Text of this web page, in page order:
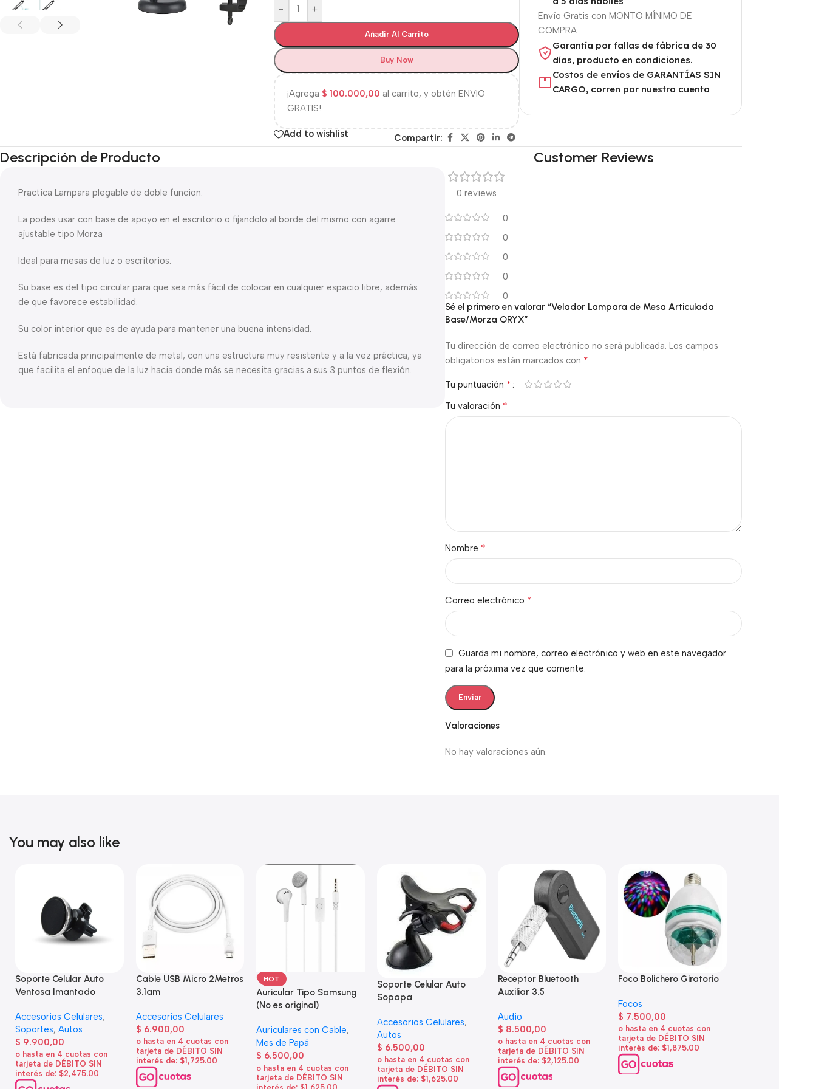
- +
Añadir Al Carrito
Buy Now
¡Agrega $ 100.000,00 al carrito, y obtén ENVIO
GRATIS!
Add to wishlist Compartir:
Envío Gratis con MONTO MÍNIMO DE
COMPRA
Garantía por fallas de fábrica de 30
días, producto en condiciones.
Costos de envíos de GARANTÍAS SIN
CARGO, corren por nuestra cuenta
Descripción de Producto
Practica Lampara plegable de doble funcion.
La podes usar con base de apoyo en el escritorio o fijandolo al borde del mismo con agarre
ajustable tipo Morza
Ideal para mesas de luz o escritorios.
Su base es del tipo circular para que sea más fácil de colocar en cualquier espacio libre, además
de que favorece estabilidad.
Su color interior que es de ayuda para mantener una buena intensidad.
Está fabricada principalmente de metal, con una estructura muy resistente y a la vez práctica, ya
que facilita el enfoque de la luz hacia donde más se necesita gracias a sus 3 puntos de flexión.
Customer Reviews
0 reviews
0
0
0
0
0
Valoraciones
No hay valoraciones aún.
Sé el primero en valorar “Velador Lampara de Mesa Articulada
Base/Morza ORYX”
Tu dirección de correo electrónico no será publicada. Los campos
obligatorios están marcados con *
Tu puntuación *
Tu valoración *
Nombre *
Correo electrónico *
Guarda mi nombre, correo electrónico y web en este navegador
para la próxima vez que comente.
You may also like
Soporte Celular Auto
Ventosa Imantado
Accesorios Celulares,
Soportes, Autos
$ 9.900,00
o hasta en 4 cuotas con
tarjeta de DÉBITO SIN
interés de: $2,475.00
Cable USB Micro 2Metros
3.1am
Accesorios Celulares
$ 6.900,00
o hasta en 4 cuotas con
tarjeta de DÉBITO SIN
interés de: $1,725.00
HOT
Auricular Tipo Samsung
(No es original)
Auriculares con Cable,
Mes de Papá
$ 6.500,00
o hasta en 4 cuotas con
tarjeta de DÉBITO SIN
Soporte Celular Auto
Sopapa
Accesorios Celulares,
Autos
$ 6.500,00
o hasta en 4 cuotas con
tarjeta de DÉBITO SIN
interés de: $1,625.00
Receptor Bluetooth
Auxiliar 3.5
Audio
$ 8.500,00
o hasta en 4 cuotas con
tarjeta de DÉBITO SIN
interés de: $2,125.00
Foco Bolichero Giratorio
Focos
$ 7.500,00
o hasta en 4 cuotas con
tarjeta de DÉBITO SIN
interés de: $1,875.00